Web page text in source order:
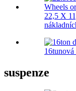
22,5 X
16tunová
suspenze